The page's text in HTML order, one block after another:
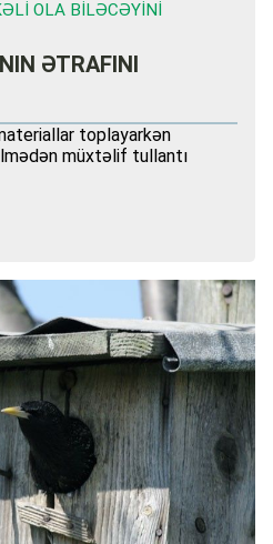
OLA BILƏCƏYINI
ƏTRAFINI
toplayarkən
müxtəlif tullantı